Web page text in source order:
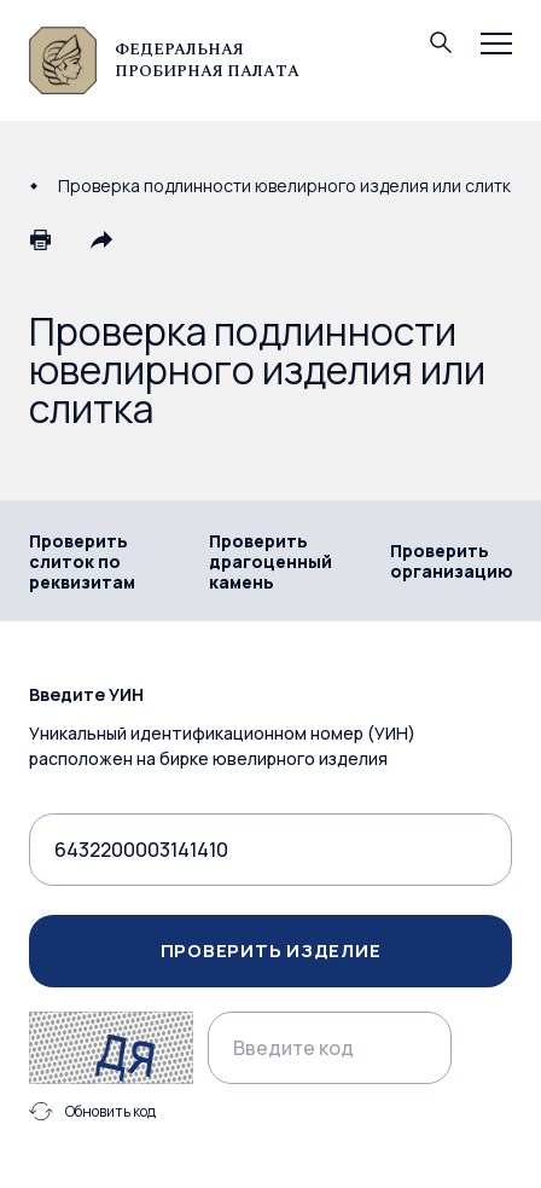
ФЕДЕРАЛЬНАЯ
ПРОБИРНАЯ ПАЛАТА
© Федеральная пробирная палата, 2026
Проверка подлинности ювелирного изделия или слитка
Проверка подлинности
ювелирного изделия или
слитка
Проверить
слиток по
реквизитам
Проверить
драгоценный
камень
Проверить
организацию
Введите УИН
Уникальный идентификационном номер (УИН)
расположен на бирке ювелирного изделия
ПРОВЕРИТЬ ИЗДЕЛИЕ
Обновить код